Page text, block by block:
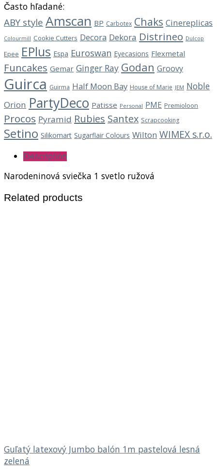
Často hľadané:
ABY style Amscan BP Carbotex Chaks Cinereplicas
Colourmill Cookie Cutters Decora Dekora Distrineo Dulcop
Epee EPlus Espa Euroswan Eyecasions Flexmetal
Funcakes Gemar Ginger Ray Godan Groovy
Guirca Guirma Half Moon Bay House of Marie JEM Noble
Orion PartyDeco Patisse Personal PME Premioloon
Procos Pyramid Rubies Santex Scrapcooking
Setino Silikomart Sugarflair Colours Wilton WIMEX s.r.o.
Description
Narodeninová sviečka 1 svetlo ružová
Related products
Guľatý latexový Jumbo balón 1m pastelová lesná
zelená